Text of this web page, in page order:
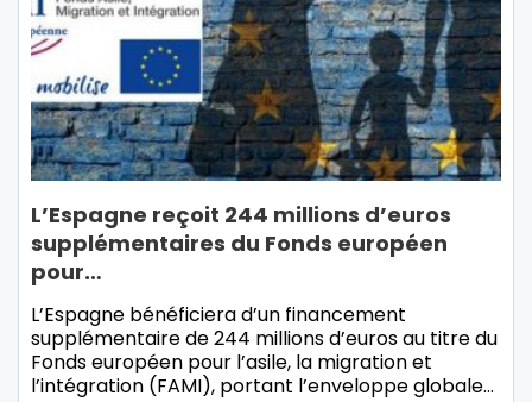
L’Espagne reçoit 244 millions d’euros
supplémentaires du Fonds européen
pour…
L’Espagne bénéficiera d’un financement
supplémentaire de 244 millions d’euros au titre du
Fonds européen pour l’asile, la migration et
l’intégration (FAMI), portant l’enveloppe globale…